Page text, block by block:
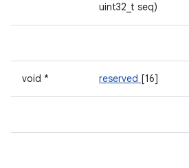
uint32_t seq)
void * reserved [16]